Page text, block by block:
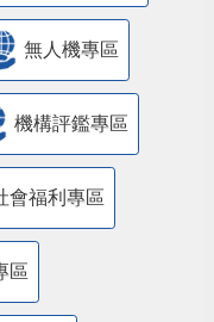
無人機專區
機構評鑑專區
會福利專區
區